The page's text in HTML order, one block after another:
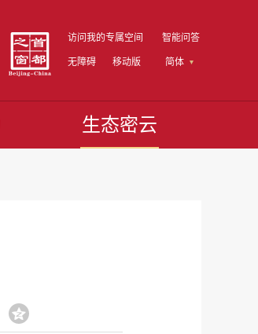
访问我的专属空间 智能问答
无障碍 移动版 简体
生态密云